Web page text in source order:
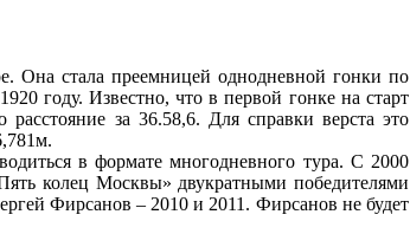
Она стала преемницей однодневной гонки по
году. Известно, что в первой гонке на старт
за 36.58,6. Для справки верста это
в формате многодневного тура. С 2000
колец Москвы» двукратными победителями
Фирсанов – 2010 и 2011. Фирсанов не будет